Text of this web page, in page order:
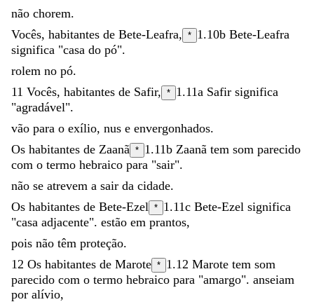
não chorem.
Vocês, habitantes de Bete-Leafra, * 1.10b Bete-Leafra
significa "casa do pó".
rolem no pó.
11 Vocês, habitantes de Safir, * 1.11a Safir significa
"agradável".
vão para o exílio, nus e envergonhados.
Os habitantes de Zaanã * 1.11b Zaanã tem som parecido
com o termo hebraico para "sair".
não se atrevem a sair da cidade.
Os habitantes de Bete-Ezel * 1.11c Bete-Ezel significa
"casa adjacente". estão em prantos,
pois não têm proteção.
12 Os habitantes de Marote * 1.12 Marote tem som
parecido com o termo hebraico para "amargo". anseiam
por alívio,